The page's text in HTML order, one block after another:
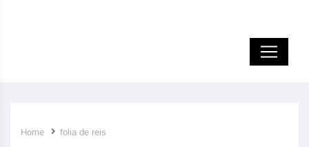
Home folia de reis